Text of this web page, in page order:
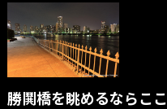
勝鬨橋を眺めるならここ